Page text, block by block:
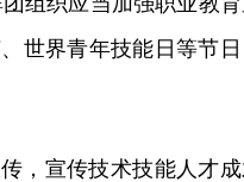
世界青年技能日等节日
，宣传技术技能人才